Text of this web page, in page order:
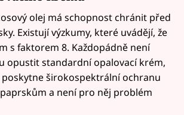
olej má schopnost chránit před
Existují výzkumy, které uvádějí, že
s faktorem 8. Každopádně není
opustit standardní opalovací krém,
širokospektrální ochranu
paprskům a není pro něj problém